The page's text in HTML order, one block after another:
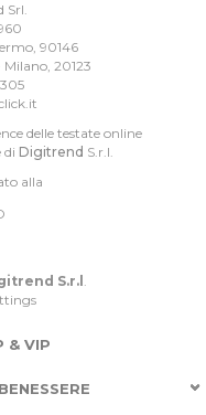
Srl.
90146
20123
delle testate online
di Digitrend S.r.l.
alla
S.r.l
& VIP
BENESSERE